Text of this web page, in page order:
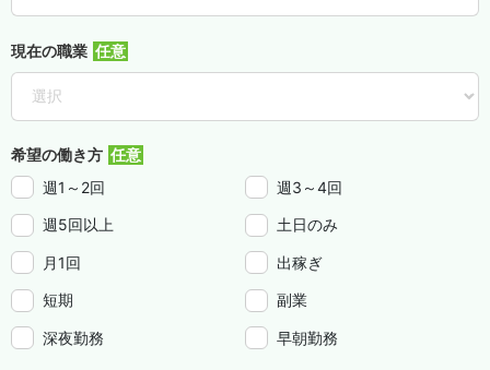
現在の職業
希望の働き方
週1～2回
週3～4回
週5回以上 土日のみ
月1回 出稼ぎ
短期 副業
深夜勤務 早朝勤務